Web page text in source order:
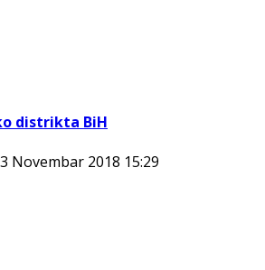
distrikta BiH
Novembar 2018 15:29